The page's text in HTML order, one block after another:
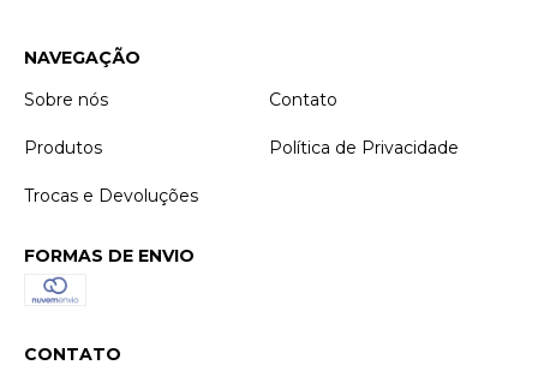
NAVEGAÇÃO
Sobre nós
Contato
Produtos Política de Privacidade
Trocas e Devoluções
FORMAS DE ENVIO
CONTATO